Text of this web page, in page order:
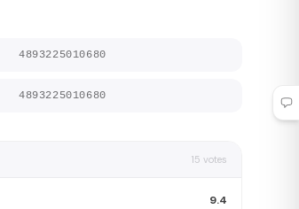
4893225010680
4893225010680
15 votes
9.4